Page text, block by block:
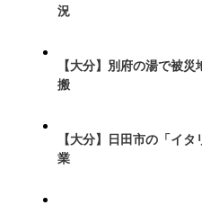
況
【大分】別府の湯で被
搬
【大分】日田市の「イ
業